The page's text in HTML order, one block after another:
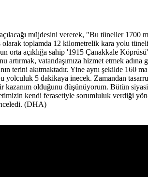
müjdesini vererek, "Bu tüneller
toplamda 12 kilometrelik kara yolu
açıklığa sahip '1915 Çanakkale
vatandaşımıza hizmet etmek
terini akıtmaktadır. Yine aynı şekilde
5 dakikaya inecek. Zamandan
olduğunu düşünüyorum. Bütün
kendi ferasetiyle sorumluluk verdiği
(DHA)